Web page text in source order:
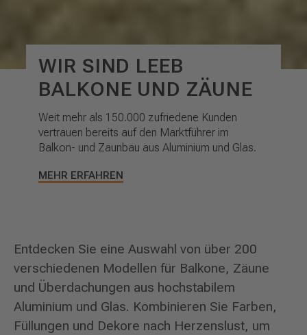
WIR SIND LEEB
BALKONE UND ZÄUNE
Weit mehr als 150.000 zufriedene Kunden
vertrauen bereits auf den Marktführer im
Balkon- und Zaunbau aus Aluminium und Glas.
MEHR ERFAHREN
Entdecken Sie eine Auswahl von über 200
verschiedenen Modellen für Balkone, Zäune
und Überdachungen aus hochstabilem
Aluminium und Glas. Kombinieren Sie Farben,
Füllungen und Dekore nach Herzenslust, um